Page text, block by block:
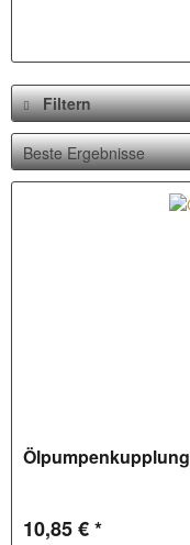
Filtern
Ölpumpenkupplung
10,85 € *